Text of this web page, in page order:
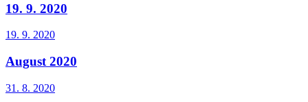
19. 9. 2020
19. 9. 2020
August 2020
31. 8. 2020